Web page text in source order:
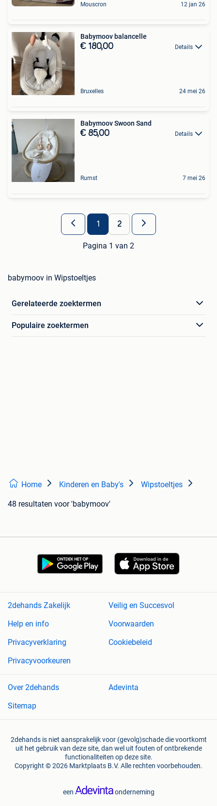
Mouscron 12 jan 26
Babymoov balancelle
€ 180,00 Details
Bruxelles 24 mei 26
Babymoov Swoon Sand
€ 85,00 Details
Rumst 7 mei 26
1 2
Pagina 1 van 2
babymoov in Wipstoeltjes
Gerelateerde zoektermen
Populaire zoektermen
Home Kinderen en Baby's Wipstoeltjes
48 resultaten voor 'babymoov'
2dehands Zakelijk
Veilig en Succesvol
Help en info
Voorwaarden
Privacyverklaring
Cookiebeleid
Privacyvoorkeuren
Over 2dehands
Adevinta
Sitemap
2dehands is niet aansprakelijk voor (gevolg)schade die voortkomt
uit het gebruik van deze site, dan wel uit fouten of ontbrekende
functionaliteiten op deze site.
Copyright © 2026 Marktplaats B.V. Alle rechten voorbehouden.
een onderneming